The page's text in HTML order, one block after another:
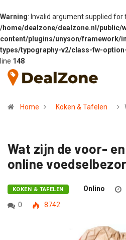
Warning: Invalid argument supplied for
/home/dealzone/dealzone.nl/public/
content/plugins/unyson/framework/
types/typography-v2/class-fw-
line 148
Home Koken & Tafelen
Wat zijn de voor-
online
KOKEN & TAFELEN Onlino
0
8742